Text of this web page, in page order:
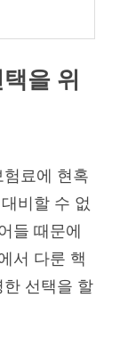
을 위
료에 현혹
비할 수 없
들 때문에
서 다룬 핵
선택을 할